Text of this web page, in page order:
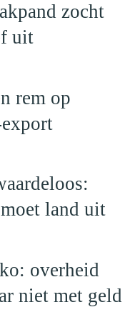
zocht
uit
rem op
land uit
overheid
niet met geld